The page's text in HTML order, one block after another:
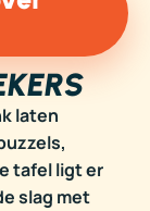
laten
tafel ligt er
slag met